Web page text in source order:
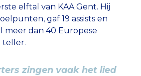
elftal van KAA Gent. Hij
gaf 19 assists en
meer dan 40 Europese
teller.
zingen vaak het lied